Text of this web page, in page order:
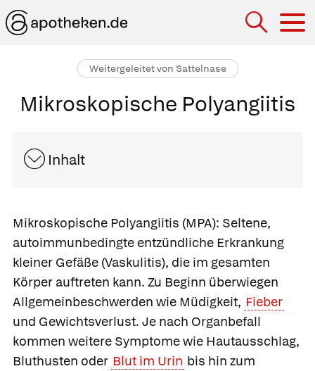
Weitergeleitet von Sattelnase
Mikroskopische Polyangiitis
Inhalt
Mikroskopische Polyangiitis (MPA): Seltene,
autoimmunbedingte entzündliche Erkrankung
kleiner Gefäße (Vaskulitis), die im gesamten
Körper auftreten kann. Zu Beginn überwiegen
Allgemeinbeschwerden wie Müdigkeit, Fieber
und Gewichtsverlust. Je nach Organbefall
kommen weitere Symptome wie Hautausschlag,
Bluthusten oder Blut im Urin bis hin zum